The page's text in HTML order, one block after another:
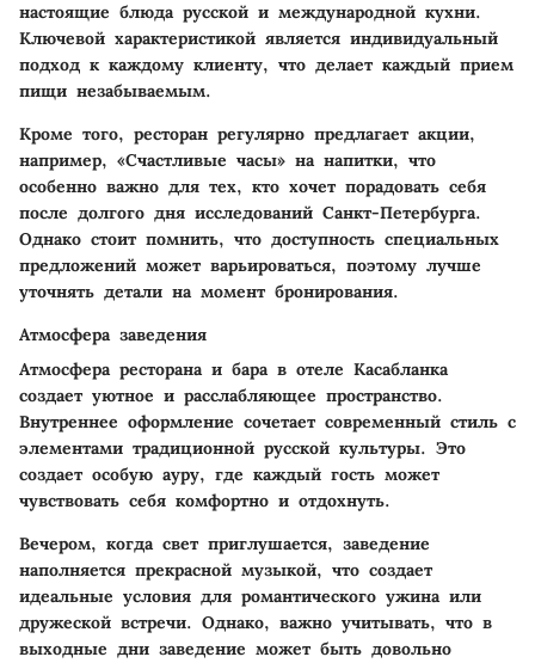
настоящие блюда русской и международной кухни.
Ключевой характеристикой является индивидуальный
подход к каждому клиенту, что делает каждый прием
пищи незабываемым.
Кроме того, ресторан регулярно предлагает акции,
например, «Счастливые часы» на напитки, что
особенно важно для тех, кто хочет порадовать себя
после долгого дня исследований Санкт-Петербурга.
Однако стоит помнить, что доступность специальных
предложений может варьироваться, поэтому лучше
уточнять детали на момент бронирования.
Атмосфера заведения
Атмосфера ресторана и бара в отеле Касабланка
создает уютное и расслабляющее пространство.
Внутреннее оформление сочетает современный стиль с
элементами традиционной русской культуры. Это
создает особую ауру, где каждый гость может
чувствовать себя комфортно и отдохнуть.
Вечером, когда свет приглушается, заведение
наполняется прекрасной музыкой, что создает
идеальные условия для романтического ужина или
дружеской встречи. Однако, важно учитывать, что в
выходные дни заведение может быть довольно